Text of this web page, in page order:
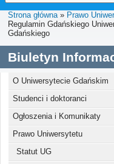
Strona główna» Prawo
Regulamin Gdańskiego
Gdańskiego
Biuletyn
O Uniwersytecie Gdańskim
Studenci i doktoranci
Ogłoszenia i Komunikaty
Prawo Uniwersytetu
Statut UG